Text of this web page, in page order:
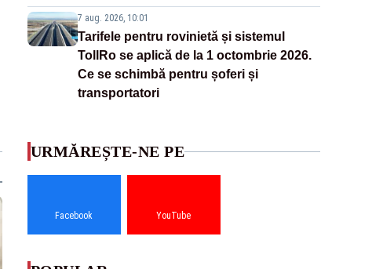
7 aug. 2026, 10:01
Tarifele pentru rovinietă și sistemul
TollRo se aplică de la 1 octombrie 2026.
Ce se schimbă pentru șoferi și
transportatori
URMĂREȘTE-NE PE
Facebook YouTube